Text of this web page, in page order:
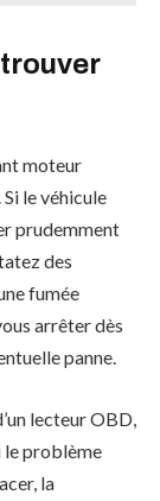
moteur
le véhicule
prudemment
des
fumée
arrêter dès
panne.
lecteur OBD,
le problème
la